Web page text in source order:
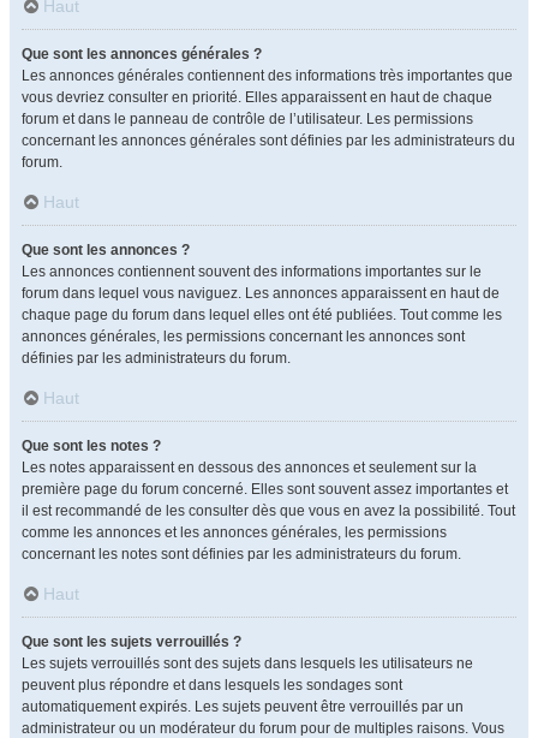
Haut
Que sont les annonces générales ?
Les annonces générales contiennent des informations très importantes que
vous devriez consulter en priorité. Elles apparaissent en haut de chaque
forum et dans le panneau de contrôle de l’utilisateur. Les permissions
concernant les annonces générales sont définies par les administrateurs du
forum.
Haut
Que sont les annonces ?
Les annonces contiennent souvent des informations importantes sur le
forum dans lequel vous naviguez. Les annonces apparaissent en haut de
chaque page du forum dans lequel elles ont été publiées. Tout comme les
annonces générales, les permissions concernant les annonces sont
définies par les administrateurs du forum.
Haut
Que sont les notes ?
Les notes apparaissent en dessous des annonces et seulement sur la
première page du forum concerné. Elles sont souvent assez importantes et
il est recommandé de les consulter dès que vous en avez la possibilité. Tout
comme les annonces et les annonces générales, les permissions
concernant les notes sont définies par les administrateurs du forum.
Haut
Que sont les sujets verrouillés ?
Les sujets verrouillés sont des sujets dans lesquels les utilisateurs ne
peuvent plus répondre et dans lesquels les sondages sont
automatiquement expirés. Les sujets peuvent être verrouillés par un
administrateur ou un modérateur du forum pour de multiples raisons. Vous